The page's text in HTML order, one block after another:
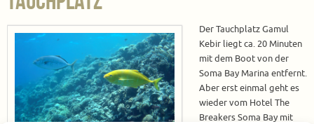
Der Tauchplatz Gamul
Kebir liegt ca. 20 Minuten
mit dem Boot von der
Soma Bay Marina entfernt.
Aber erst einmal geht es
wieder vom Hotel The
Breakers Soma Bay mit